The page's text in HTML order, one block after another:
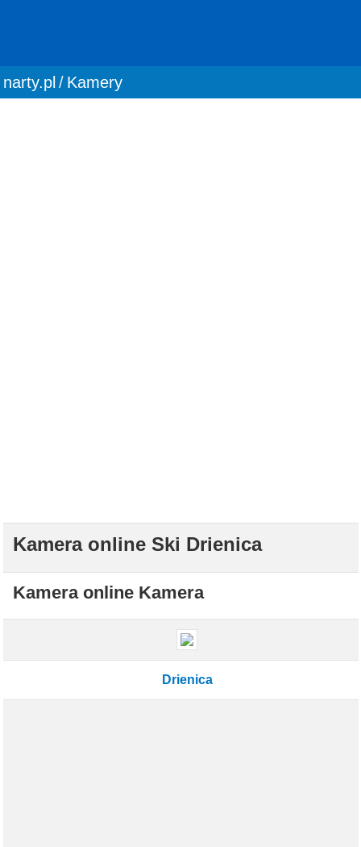
You are here:
narty.pl Kamery
Kamera online Ski Drienica
Kamera online Kamera
Drienica